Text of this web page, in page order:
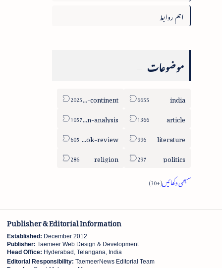
اہم روابط
موضوعات
india
sub-continent
article
column-analysis
literature
book-review
politics
religion
Publisher & Editorial Information
Established: December 2012
Publisher: Taemeer Web Design & Development
Head Office: Hyderabad, Telangana, India
Editorial Responsibility: TaemeerNews Editorial Team